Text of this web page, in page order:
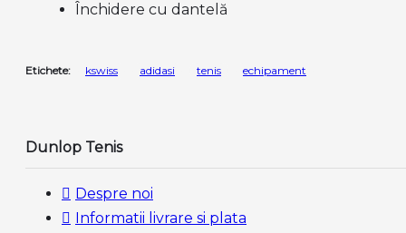
Închidere cu dantelă
Etichete: kswiss adidasi tenis echipament
Dunlop Tenis
Despre noi
Informatii livrare si plata